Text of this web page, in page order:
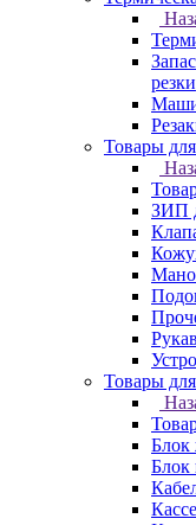
резки
Товары
ЗИП
Товары
Блок
Блок